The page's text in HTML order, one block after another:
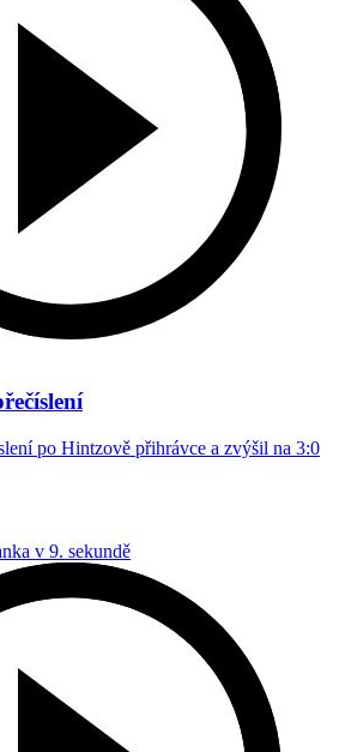
po Hintzově přihrávce a zvýšil na 3:0